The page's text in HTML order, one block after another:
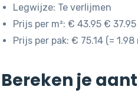
Legwijze: Te verlijmen
Prijs per m²: € 43.95 € 37.95
Prijs per pak: € 75.14 (= 1.98
Bereken je